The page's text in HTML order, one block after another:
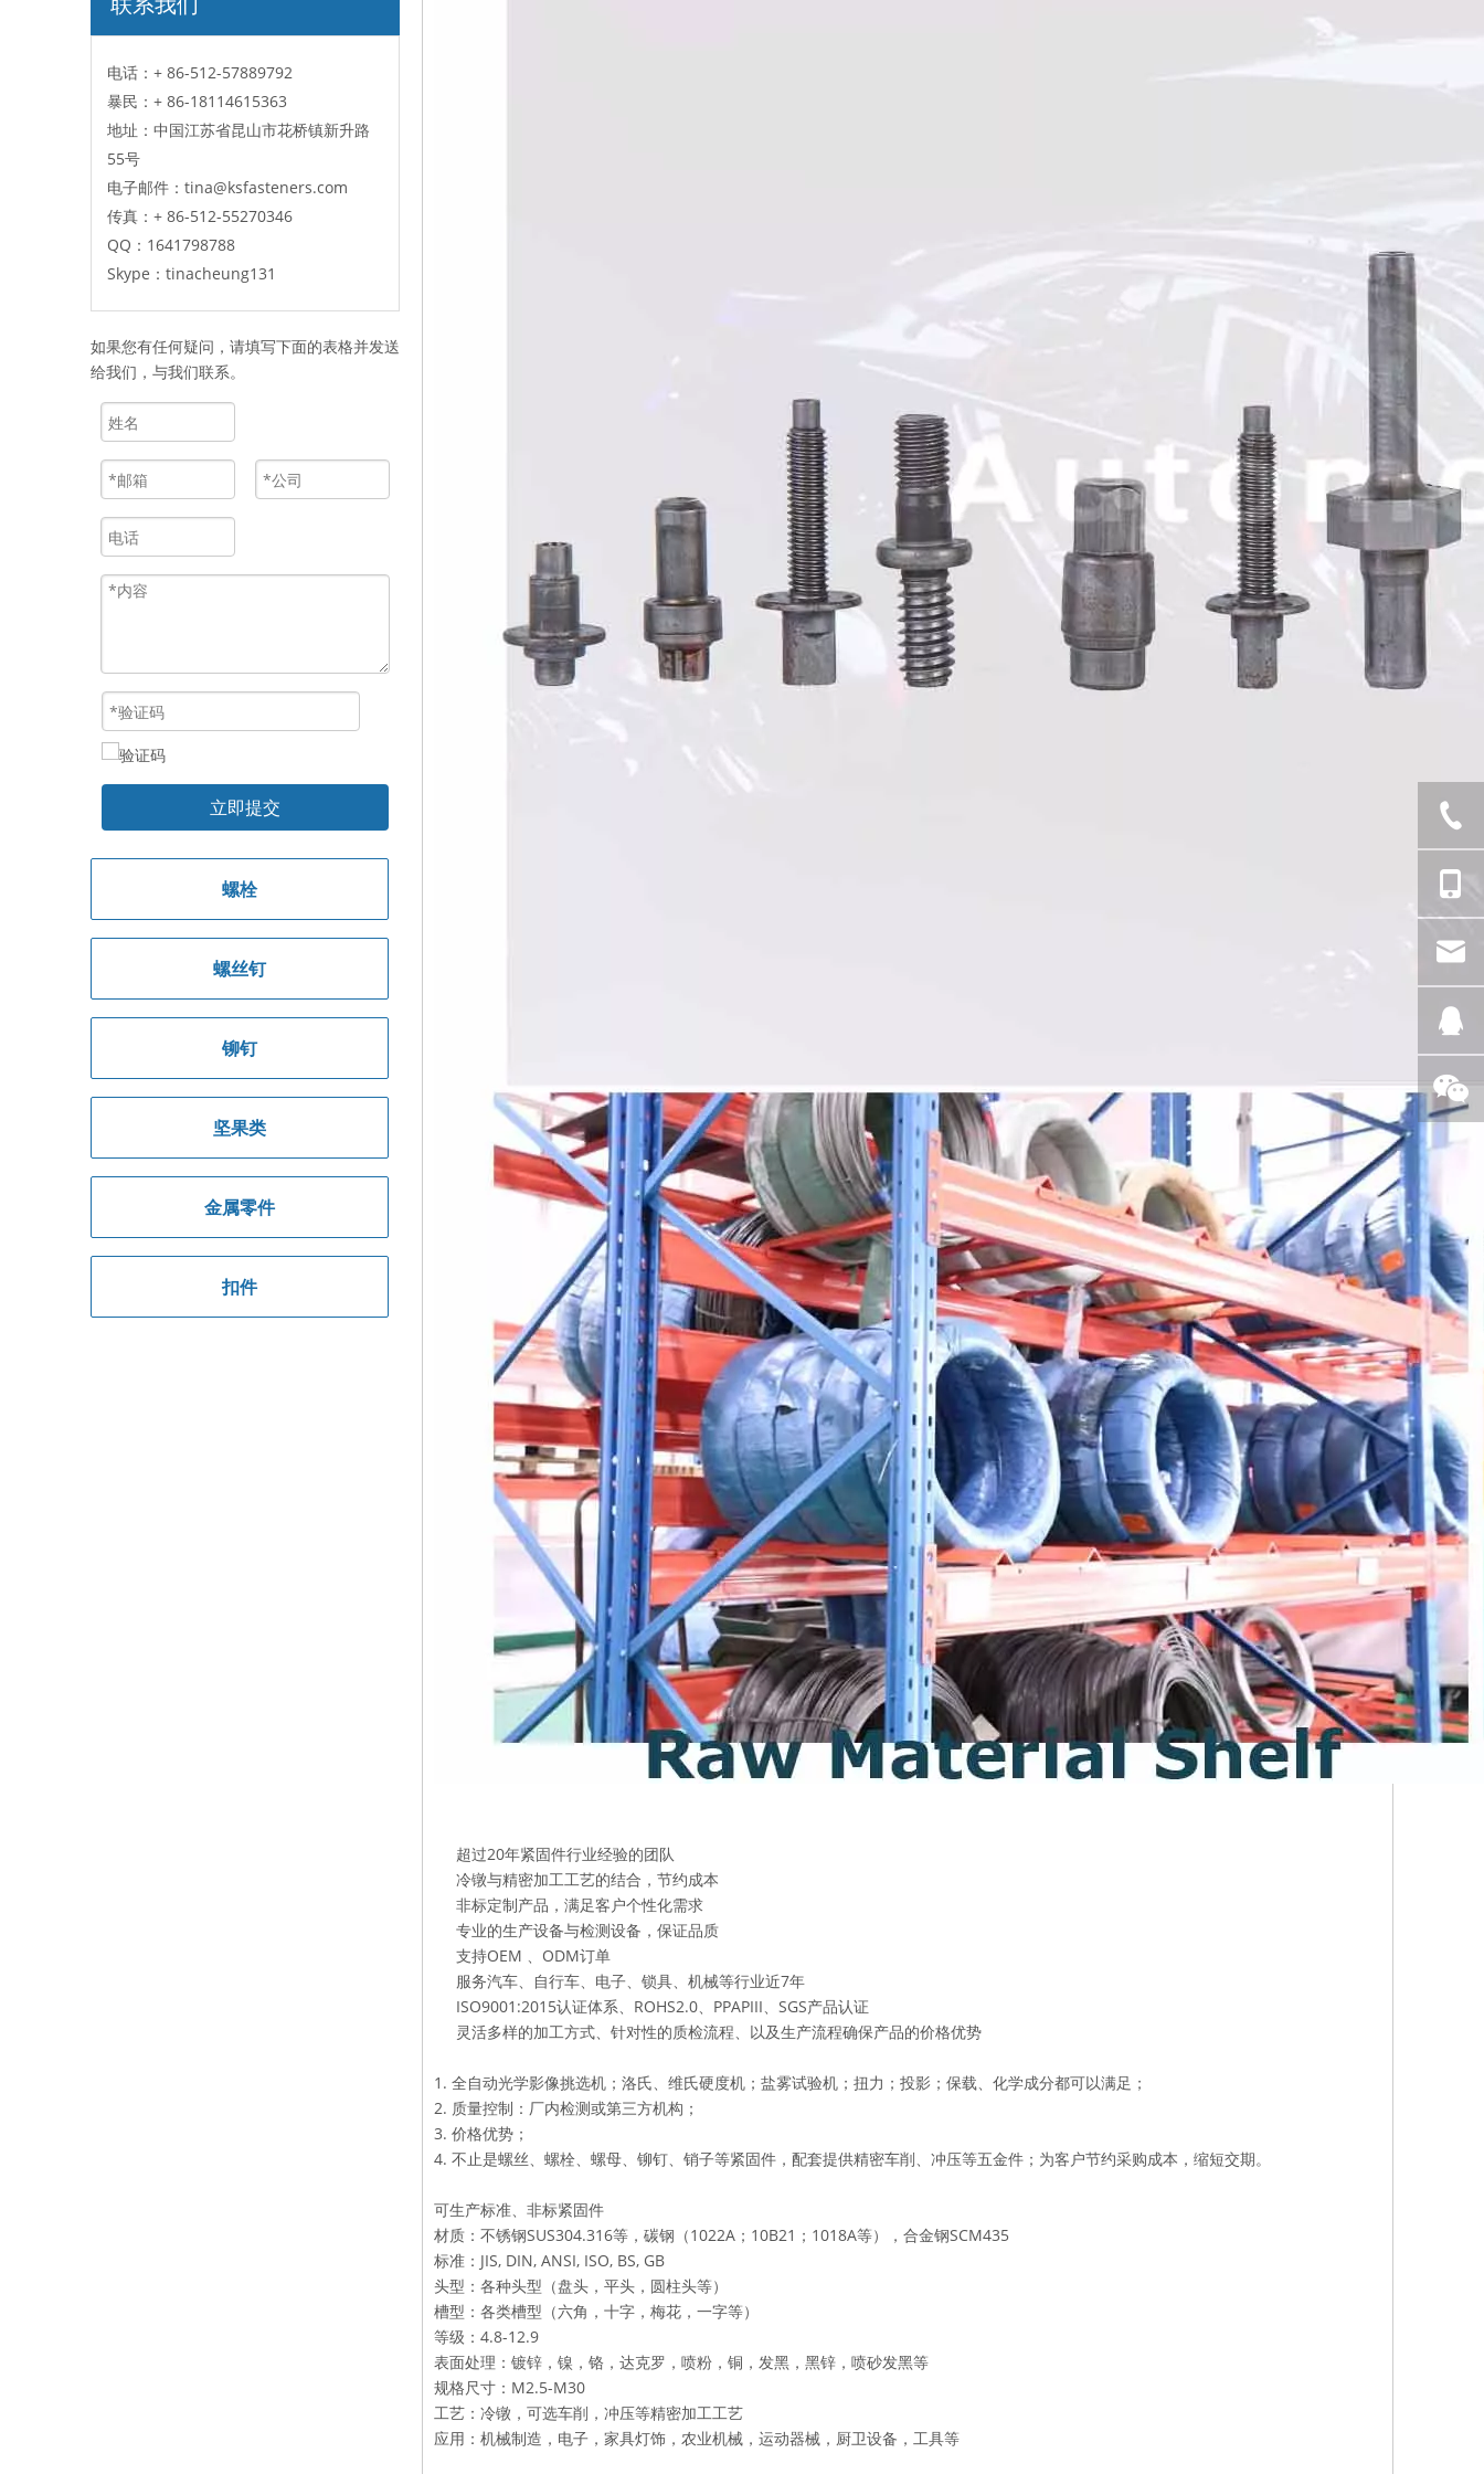
电话：+ 86-512-57889792
暴民： + 86-18114615363
地址：中国江苏省昆山市花桥镇新升路
55号
电子邮件： tina@ksfasteners.com
传真： + 86-512-55270346
QQ： 1641798788
Skype： tinacheung131
如果您有任何疑问，请填写下面的表格并发送
给我们，与我们联系。
立即提交
螺栓
螺丝钉
铆钉
坚果类
金属零件
扣件
超过20年紧固件行业经验的团队
冷镦与精密加工工艺的结合，节约成本
非标定制产品，满足客户个性化需求
专业的生产设备与检测设备，保证品质
支持OEM 、ODM订单
服务汽车、自行车、电子、锁具、机械等行业近7年
ISO9001:2015认证体系、ROHS2.0、PPAPIII、SGS产品认证
灵活多样的加工方式、针对性的质检流程、以及生产流程确保产品的价格优势
1. 全自动光学影像挑选机；洛氏、维氏硬度机；盐雾试验机；扭力；投影；保载、化学成分都可以满足；
2. 质量控制：厂内检测或第三方机构；
3. 价格优势；
4. 不止是螺丝、螺栓、螺母、铆钉、销子等紧固件，配套提供精密车削、冲压等五金件；为客户节约采购成本，缩短交期。
可生产标准、非标紧固件
材质：不锈钢SUS304.316等，碳钢（1022A；10B21；1018A等），合金钢SCM435
标准：JIS, DIN, ANSI, ISO, BS, GB
头型：各种头型（盘头，平头，圆柱头等）
槽型：各类槽型（六角，十字，梅花，一字等）
等级：4.8-12.9
表面处理：镀锌，镍，铬，达克罗，喷粉，铜，发黑，黑锌，喷砂发黑等
规格尺寸：M2.5-M30
工艺：冷镦，可选车削，冲压等精密加工工艺
应用：机械制造，电子，家具灯饰，农业机械，运动器械，厨卫设备，工具等